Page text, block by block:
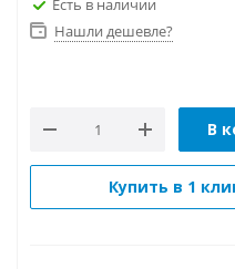
Нашли дешевле?
В
Купить в 1